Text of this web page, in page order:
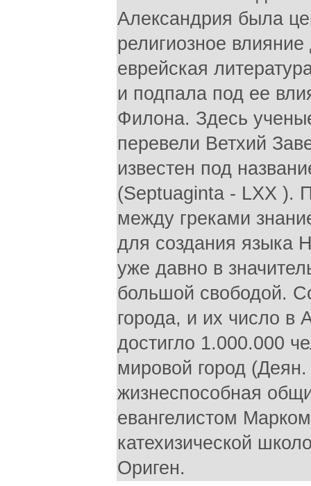
Александрия была
религиозное
еврейская
и подпала под ее
Филона. Здесь
перевели Ветхий
известен под
(Septuaginta - LXX ).
между греками
для создания языка
уже давно в
большой свободой.
города, и их число в
достигло 1.000.000
мировой город
жизнеспособная
евангелистом
катехизической
Ориген.